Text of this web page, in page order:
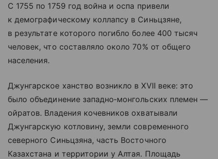
С 1755 по 1759 год война и оспа привели
к демографическому коллапсу в Синьцзяне,
в результате которого погибло более 400 тысяч
человек, что составляло около 70% от общего
населения.
Джунгарское ханство возникло в XVII веке: это
было объединение западно‑монгольских племен —
ойратов. Владения кочевников охватывали
Джунгарскую котловину, земли современного
северного Синьцзяна, часть Восточного
Казахстана и территории у Алтая. Площадь